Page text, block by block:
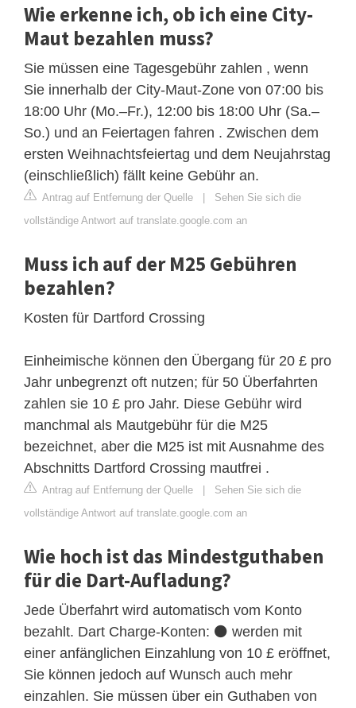
Wie erkenne ich, ob ich eine City-
Maut bezahlen muss?
Sie müssen eine Tagesgebühr zahlen , wenn
Sie innerhalb der City-Maut-Zone von 07:00 bis
18:00 Uhr (Mo.–Fr.), 12:00 bis 18:00 Uhr (Sa.–
So.) und an Feiertagen fahren . Zwischen dem
ersten Weihnachtsfeiertag und dem Neujahrstag
(einschließlich) fällt keine Gebühr an.
Antrag auf Entfernung der Quelle | Sehen Sie sich die
vollständige Antwort auf translate.google.com an
Muss ich auf der M25 Gebühren
bezahlen?
Kosten für Dartford Crossing
Einheimische können den Übergang für 20 £ pro
Jahr unbegrenzt oft nutzen; für 50 Überfahrten
zahlen sie 10 £ pro Jahr. Diese Gebühr wird
manchmal als Mautgebühr für die M25
bezeichnet, aber die M25 ist mit Ausnahme des
Abschnitts Dartford Crossing mautfrei .
Antrag auf Entfernung der Quelle | Sehen Sie sich die
vollständige Antwort auf translate.google.com an
Wie hoch ist das Mindestguthaben
für die Dart-Aufladung?
Jede Überfahrt wird automatisch vom Konto
bezahlt. Dart Charge-Konten: ⚫ werden mit
einer anfänglichen Einzahlung von 10 £ eröffnet,
Sie können jedoch auf Wunsch auch mehr
einzahlen. Sie müssen über ein Guthaben von